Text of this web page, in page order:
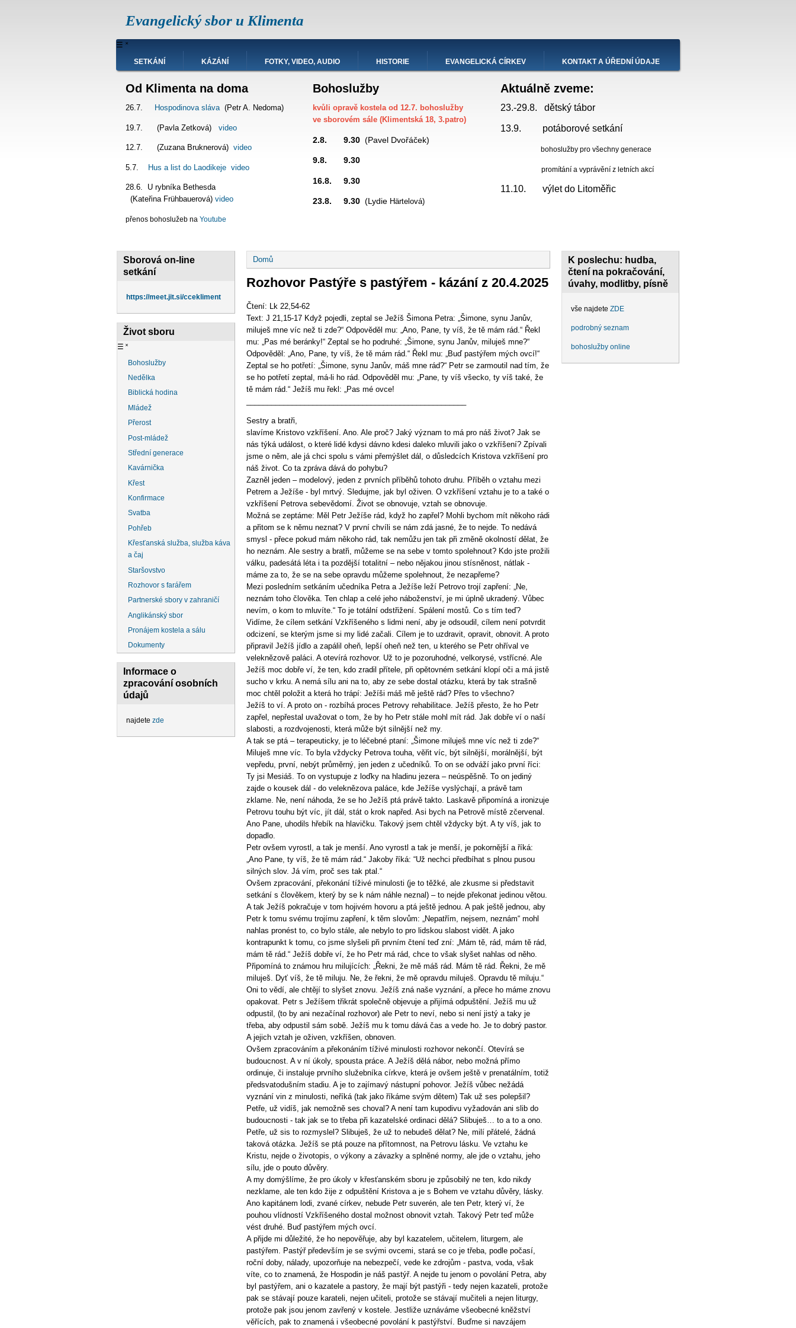
Evangelický sbor u Klimenta
Hlavní
navigace
☰ ˟
SETKÁNÍ KÁZÁNÍ FOTKY, VIDEO, AUDIO HISTORIE EVANGELICKÁ CÍRKEV KONTAKT A ÚŘEDNÍ ÚDAJE
Od Klimenta na doma
26.7. Hospodinova sláva(Petr A. Nedoma)
19.7. (Pavla Zetková) video
12.7. (Zuzana Bruknerová) video
5.7. Hus a list do Laodikeje video
28.6. U rybníka Bethesda
(Kateřina Frühbauerová) video
přenos bohoslužeb na Youtube
Bohoslužby
kvůli opravě kostela od 12.7. bohoslužby
ve sborovém sále (Klimentská 18, 3.patro)
2.8. 9.30 (Pavel Dvořáček)
9.8. 9.30
16.8. 9.30
23.8. 9.30(Lydie Härtelová)
Aktuálně zveme:
23.-29.8. dětský tábor
13.9. potáborové setkání
bohoslužby pro všechny generace
promítání a vyprávění z letních akcí
11.10. výlet do Litoměřic
Drobečková
navigace
Domů
Rozhovor Pastýře s pastýřem - kázání z 20.4.2025
Čtení: Lk 22,54-62
Text: J 21,15-17 Když pojedli, zeptal se Ježíš Šimona Petra: „Šimone, synu Janův,
miluješ mne víc než ti zde?“ Odpověděl mu: „Ano, Pane, ty víš, že tě mám rád.“ Řekl
mu: „Pas mé beránky!“ Zeptal se ho podruhé: „Šimone, synu Janův, miluješ mne?“
Odpověděl: „Ano, Pane, ty víš, že tě mám rád.“ Řekl mu: „Buď pastýřem mých ovcí!“
Zeptal se ho potřetí: „Šimone, synu Janův, máš mne rád?“ Petr se zarmoutil nad tím, že
se ho potřetí zeptal, má-li ho rád. Odpověděl mu: „Pane, ty víš všecko, ty víš také, že
tě mám rád.“ Ježíš mu řekl: „Pas mé ovce!
Sestry a bratři,
slavíme Kristovo vzkříšení. Ano. Ale proč? Jaký význam to má pro náš život? Jak se
nás týká událost, o které lidé kdysi dávno kdesi daleko mluvili jako o vzkříšení? Zpívali
jsme o něm, ale já chci spolu s vámi přemýšlet dál, o důsledcích Kristova vzkříšení pro
náš život. Co ta zpráva dává do pohybu?
Zazněl jeden – modelový, jeden z prvních příběhů tohoto druhu. Příběh o vztahu mezi
Petrem a Ježíše - byl mrtvý. Sledujme, jak byl oživen. O vzkříšení vztahu je to a také o
vzkříšení Petrova sebevědomí. Život se obnovuje, vztah se obnovuje.
Možná se zeptáme: Měl Petr Ježíše rád, když ho zapřel? Mohli bychom mít někoho rádi
a přitom se k němu neznat? V první chvíli se nám zdá jasné, že to nejde. To nedává
smysl - přece pokud mám někoho rád, tak nemůžu jen tak při změně okolností dělat, že
ho neznám. Ale sestry a bratři, můžeme se na sebe v tomto spolehnout? Kdo jste prožili
válku, padesátá léta i ta pozdější totalitní – nebo nějakou jinou stísněnost, nátlak -
máme za to, že se na sebe opravdu můžeme spolehnout, že nezapřeme?
Mezi posledním setkáním učedníka Petra a Ježíše leží Petrovo trojí zapření: „Ne,
neznám toho člověka. Ten chlap a celé jeho náboženství, je mi úplně ukradený. Vůbec
nevím, o kom to mluvíte.“ To je totální odstřižení. Spálení mostů. Co s tím teď?
Vidíme, že cílem setkání Vzkříšeného s lidmi není, aby je odsoudil, cílem není potvrdit
odcizení, se kterým jsme si my lidé začali. Cílem je to uzdravit, opravit, obnovit. A proto
připravil Ježíš jídlo a zapálil oheň, lepší oheň než ten, u kterého se Petr ohříval ve
veleknězově paláci. A otevírá rozhovor. Už to je pozoruhodné, velkorysé, vstřícné. Ale
Ježíš moc dobře ví, že ten, kdo zradil přítele, při opětovném setkání klopí oči a má jistě
sucho v krku. A nemá sílu ani na to, aby ze sebe dostal otázku, která by tak strašně
moc chtěl položit a která ho trápí: Ježíši máš mě ještě rád? Přes to všechno?
Ježíš to ví. A proto on - rozbíhá proces Petrovy rehabilitace. Ježíš přesto, že ho Petr
zapřel, nepřestal uvažovat o tom, že by ho Petr stále mohl mít rád. Jak dobře ví o naší
slabosti, a rozdvojenosti, která může být silnější než my.
A tak se ptá – terapeuticky, je to léčebné ptaní: „Šimone miluješ mne víc než ti zde?“
Miluješ mne víc. To byla vždycky Petrova touha, věřit víc, být silnější, morálnější, být
vepředu, první, nebýt průměrný, jen jeden z učedníků. To on se odváží jako první říci:
Ty jsi Mesiáš. To on vystupuje z loďky na hladinu jezera – neúspěšně. To on jediný
zajde o kousek dál - do veleknězova paláce, kde Ježíše vyslýchají, a právě tam
zklame. Ne, není náhoda, že se ho Ježíš ptá právě takto. Laskavě připomíná a ironizuje
Petrovu touhu být víc, jít dál, stát o krok napřed. Asi bych na Petrově místě zčervenal.
Ano Pane, uhodils hřebík na hlavičku. Takový jsem chtěl vždycky být. A ty víš, jak to
dopadlo.
Petr ovšem vyrostl, a tak je menší. Ano vyrostl a tak je menší, je pokornější a říká:
„Ano Pane, ty víš, že tě mám rád.“ Jakoby říká: “Už nechci předbíhat s plnou pusou
silných slov. Já vím, proč ses tak ptal.“
Ovšem zpracování, překonání tíživé minulosti (je to těžké, ale zkusme si představit
setkání s člověkem, který by se k nám náhle neznal) – to nejde překonat jedinou větou.
A tak Ježíš pokračuje v tom hojivém hovoru a ptá ještě jednou. A pak ještě jednou, aby
Petr k tomu svému trojímu zapření, k těm slovům: „Nepatřím, nejsem, neznám“ mohl
nahlas pronést to, co bylo stále, ale nebylo to pro lidskou slabost vidět. A jako
kontrapunkt k tomu, co jsme slyšeli při prvním čtení teď zní: „Mám tě, rád, mám tě rád,
mám tě rád.“ Ježíš dobře ví, že ho Petr má rád, chce to však slyšet nahlas od něho.
Připomíná to známou hru milujících: „Řekni, že mě máš rád. Mám tě rád. Řekni, že mě
miluješ. Dyť víš, že tě miluju. Ne, že řekni, že mě opravdu miluješ. Opravdu tě miluju.“
Oni to vědí, ale chtějí to slyšet znovu. Ježíš zná naše vyznání, a přece ho máme znovu
opakovat. Petr s Ježíšem třikrát společně objevuje a přijímá odpuštění. Ježíš mu už
odpustil, (to by ani nezačínal rozhovor) ale Petr to neví, nebo si není jistý a taky je
třeba, aby odpustil sám sobě. Ježíš mu k tomu dává čas a vede ho. Je to dobrý pastor.
A jejich vztah je oživen, vzkříšen, obnoven.
Ovšem zpracováním a překonáním tíživé minulosti rozhovor nekončí. Otevírá se
budoucnost. A v ní úkoly, spousta práce. A Ježíš dělá nábor, nebo možná přímo
ordinuje, či instaluje prvního služebníka církve, která je ovšem ještě v prenatálním, totiž
předsvatodušním stadiu. A je to zajímavý nástupní pohovor. Ježíš vůbec nežádá
vyznání vin z minulosti, neříká (tak jako říkáme svým dětem) Tak už ses polepšil?
Petře, už vidíš, jak nemožně ses choval? A není tam kupodivu vyžadován ani slib do
budoucnosti - tak jak se to třeba při kazatelské ordinaci dělá? Slibuješ… to a to a ono.
Petře, už sis to rozmyslel? Slibuješ, že už to nebudeš dělat? Ne, milí přátelé, žádná
taková otázka. Ježíš se ptá pouze na přítomnost, na Petrovu lásku. Ve vztahu ke
Kristu, nejde o životopis, o výkony a závazky a splněné normy, ale jde o vztahu, jeho
sílu, jde o pouto důvěry.
A my domýšlíme, že pro úkoly v křesťanském sboru je způsobilý ne ten, kdo nikdy
nezklame, ale ten kdo žije z odpuštění Kristova a je s Bohem ve vztahu důvěry, lásky.
Ano kapitánem lodi, zvané církev, nebude Petr suverén, ale ten Petr, který ví, že
pouhou vlídností Vzkříšeného dostal možnost obnovit vztah. Takový Petr teď může
vést druhé. Buď pastýřem mých ovcí.
A přijde mi důležité, že ho nepověřuje, aby byl kazatelem, učitelem, liturgem, ale
pastýřem. Pastýř především je se svými ovcemi, stará se co je třeba, podle počasí,
roční doby, nálady, upozorňuje na nebezpečí, vede ke zdrojům - pastva, voda, však
víte, co to znamená, že Hospodin je náš pastýř. A nejde tu jenom o povolání Petra, aby
byl pastýřem, ani o kazatele a pastory, že mají být pastýři - tedy nejen kazateli, protože
pak se stávají pouze karateli, nejen učiteli, protože se stávají mučiteli a nejen liturgy,
protože pak jsou jenom zavřený v kostele. Jestliže uznáváme všeobecné kněžství
věřících, pak to znamená i všeobecné povolání k pastýřství. Buďme si navzájem
Sborová on-line
setkání
https://meet.jit.si/ccekliment
Život sboru
☰ ˟
Bohoslužby
Nedělka
Biblická hodina
Mládež
Přerost
Post-mládež
Střední generace
Kavárnička
Křest
Konfirmace
Svatba
Pohřeb
Křesťanská služba, služba káva
a čaj
Staršovstvo
Rozhovor s farářem
Partnerské sbory v zahraničí
Anglikánský sbor
Pronájem kostela a sálu
Dokumenty
Informace o
zpracování osobních
údajů
najdete zde
K poslechu: hudba,
čtení na pokračování,
úvahy, modlitby, písně
vše najdete ZDE
podrobný seznam
bohoslužby online